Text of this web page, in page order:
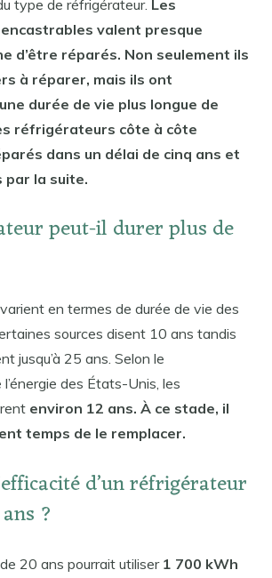
type de réfrigérateur. Les
valent presque
d’être réparés. Non seulement ils
à réparer, mais ils ont
durée de vie plus longue de
réfrigérateurs côte à côte
dans un délai de cinq ans et
par la suite.
peut-il durer plus de
en termes de durée de vie des
sources disent 10 ans tandis
jusqu’à 25 ans. Selon le
des États-Unis, les
environ 12 ans. À ce stade, il
temps de le remplacer.
d’un réfrigérateur
?
20 ans pourrait utiliser 1 700 kWh